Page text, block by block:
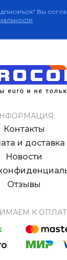
Вы
Контакты
и доставка
Новости
Отзывы
К